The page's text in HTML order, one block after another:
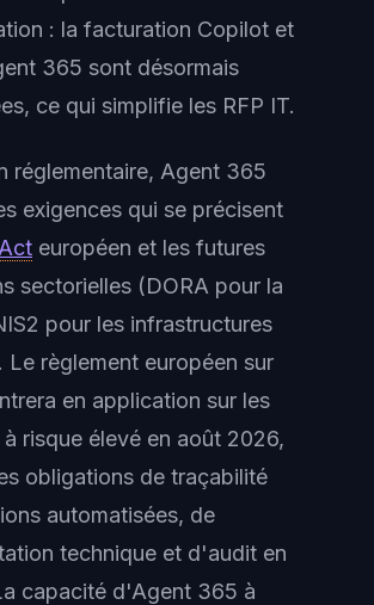
: la facturation Copilot et
365 sont désormais
ce qui simplifie les RFP IT.
réglementaire, Agent 365
exigences qui se précisent
européen et les futures
sectorielles (DORA pour la
pour les infrastructures
Le règlement européen sur
en application sur les
risque élevé en août 2026,
obligations de traçabilité
automatisées, de
technique et d'audit en
capacité d'Agent 365 à